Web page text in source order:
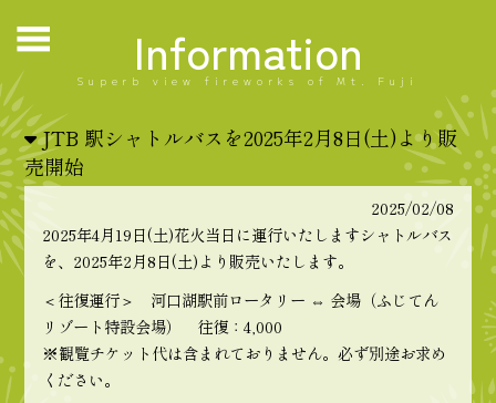
Information
Superb view fireworks of Mt. Fuji
JTB 駅シャトルバスを2025年2月8日(土)より販
売開始
2025/02/08
2025年4月19日(土)花火当日に運行いたしますシャトルバス
を、2025年2月8日(土)より販売いたします。
＜往復運行＞ 河口湖駅前ロータリー ⇔ 会場（ふじてん
リゾート特設会場） 往復：4,000
※観覧チケット代は含まれておりません。必ず別途お求め
ください。